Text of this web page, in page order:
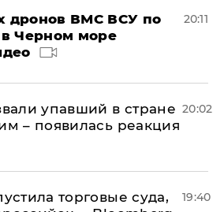
дронов ВМС ВСУ по
Черном море
20:11
упавший в стране
– появилась реакция
20:02
торговые суда,
19:40